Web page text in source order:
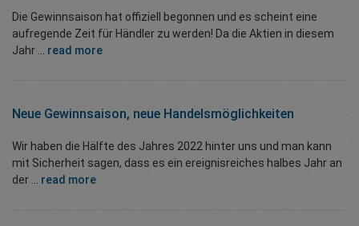
Die Gewinnsaison hat offiziell begonnen und es scheint eine
aufregende Zeit für Händler zu werden! Da die Aktien in diesem
Jahr ... read more
Neue Gewinnsaison, neue Handelsmöglichkeiten
Wir haben die Hälfte des Jahres 2022 hinter uns und man kann
mit Sicherheit sagen, dass es ein ereignisreiches halbes Jahr an
der ... read more